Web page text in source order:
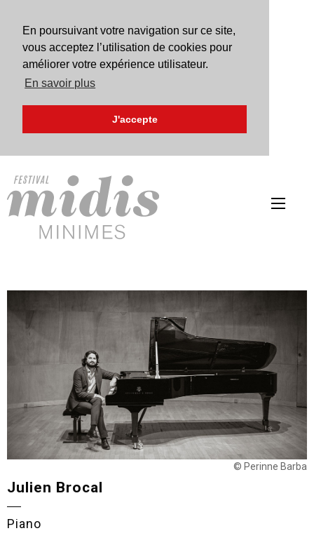
En poursuivant votre navigation sur ce site,
vous acceptez l’utilisation de cookies pour
améliorer votre expérience utilisateur.
En savoir plus
J'accepte
© Perinne Barba
Julien Brocal
Piano